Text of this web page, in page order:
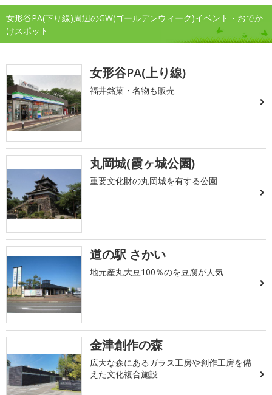
女形谷PA(下り線)周辺のGW(ゴールデンウィーク)イベント・おでか
けスポット
女形谷PA(上り線)
福井銘菓・名物も販売
丸岡城(霞ヶ城公園)
重要文化財の丸岡城を有する公園
道の駅 さかい
地元産丸大豆100％のを豆腐が人気
金津創作の森
広大な森にあるガラス工房や創作工房を備
えた文化複合施設